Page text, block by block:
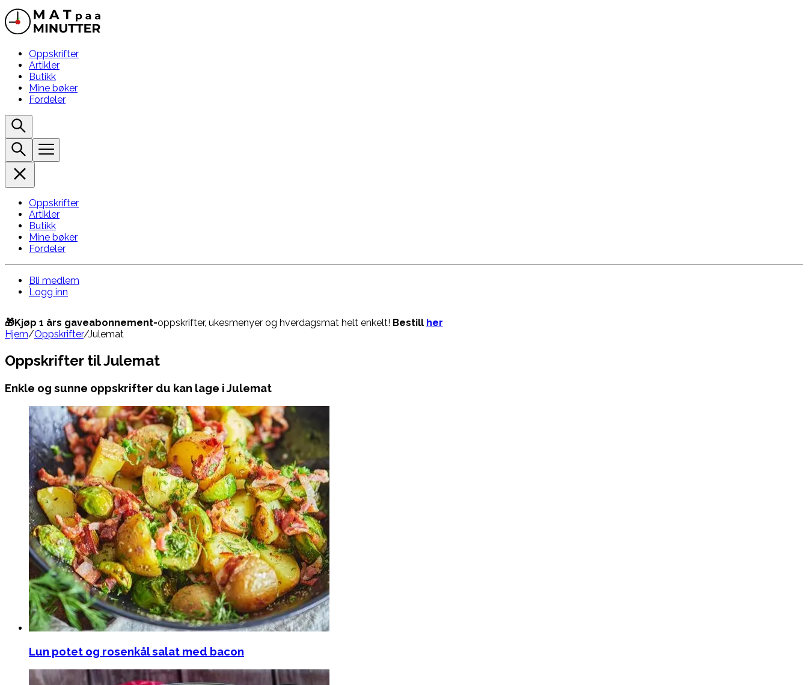
Oppskrifter
Artikler
Butikk
Mine bøker
Fordeler
Oppskrifter
Artikler
Butikk
Mine bøker
Fordeler
Bli medlem
Logg inn
🎁Kjøp 1 års gaveabonnement-oppskrifter, ukesmenyer og hverdagsmat helt enkelt! Bestill her
Hjem/Oppskrifter/Julemat
Oppskrifter til Julemat
Enkle og sunne oppskrifter du kan lage i Julemat
Lun potet og rosenkål salat med bacon